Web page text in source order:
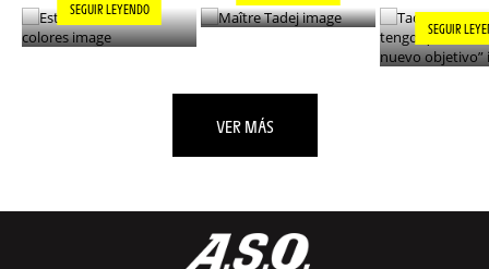
SEGUIR LEYENDO
SEGUIR
VER MÁS